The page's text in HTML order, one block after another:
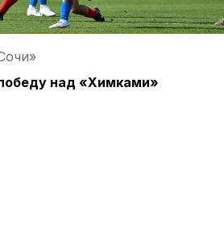
над «Химками»